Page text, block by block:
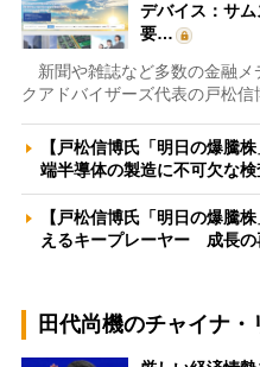
デバイス：サ
要…
新聞や雑誌など多数の金融メ
クアドバイザーズ代表の戸松信
【戸松信博氏「明日の爆騰
端半導体の製造に不可欠な
【戸松信博氏「明日の爆騰
えるキープレーヤー 成長
田代尚機のチャイナ・